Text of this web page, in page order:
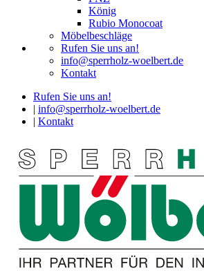
König
Rubio Monocoat
Möbelbeschläge
Rufen Sie uns an!
info@sperrholz-woelbert.de
Kontakt
Rufen Sie uns an!
info@sperrholz-woelbert.de
Kontakt